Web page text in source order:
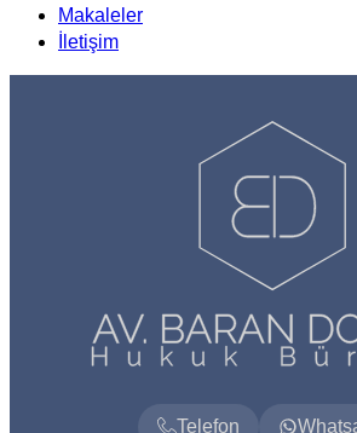
Makaleler
İletişim
Telefon